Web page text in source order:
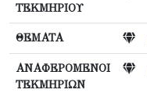
ΤΕΚΜΗΡΙΟΥ
ΘΕΜΑΤΑ
ΑΝΑΦΕΡΟΜΕΝΟΙ
ΤΕΚΜΗΡΙΩΝ